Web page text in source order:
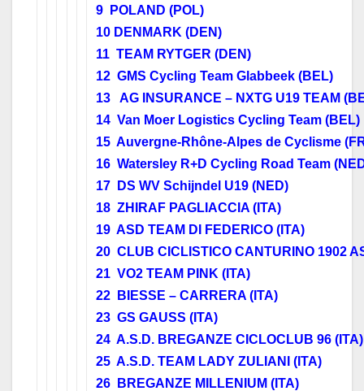
9 POLAND (POL)
10 DENMARK (DEN)
11 TEAM RYTGER (DEN)
12 GMS Cycling Team Glabbeek (BEL)
13 AG INSURANCE – NXTG U19 TEAM
14 Van Moer Logistics Cycling Team (BEL)
15 Auvergne-Rhône-Alpes de Cyclisme
16 Watersley R+D Cycling Road Team
17 DS WV Schijndel U19 (NED)
18 ZHIRAF PAGLIACCIA (ITA)
19 ASD TEAM DI FEDERICO (ITA)
20 CLUB CICLISTICO CANTURINO 1902
21 VO2 TEAM PINK (ITA)
22 BIESSE – CARRERA (ITA)
23 GS GAUSS (ITA)
24 A.S.D. BREGANZE CICLOCLUB 96 (ITA)
25 A.S.D. TEAM LADY ZULIANI (ITA)
26 BREGANZE MILLENIUM (ITA)